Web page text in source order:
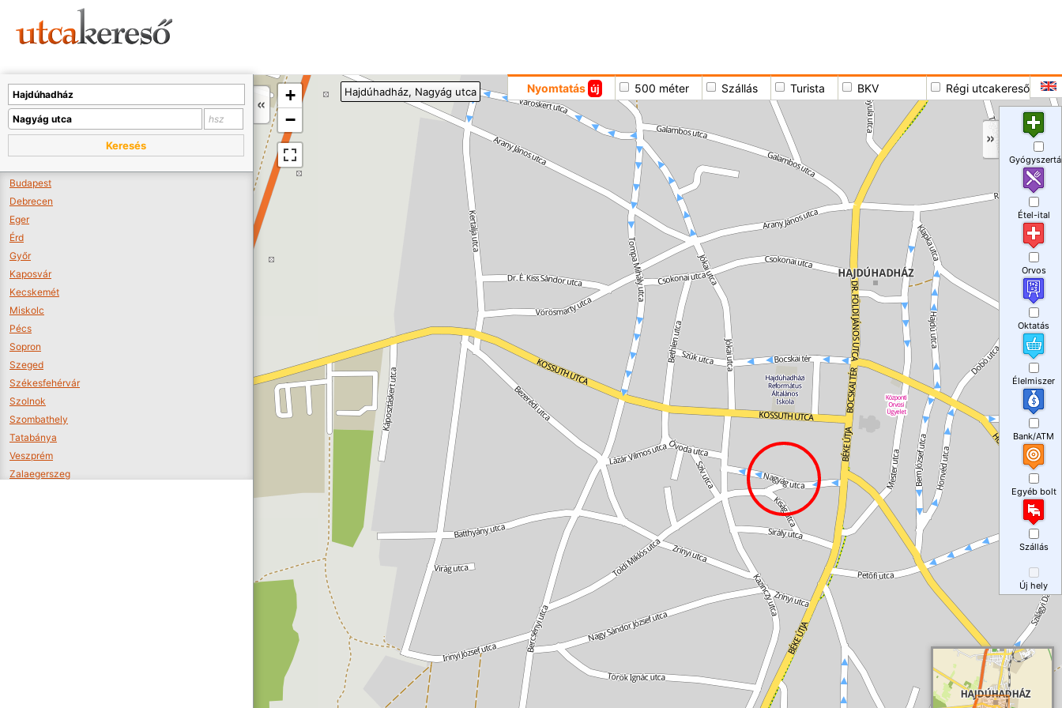
+
−
Nyomtatás új 500 méter Szállás Turista BKV Régi utcakereső
Hajdúhadház, Nagyág utca
Keresés
Budapest
Debrecen
Eger
Érd
Győr
Kaposvár
Kecskemét
Miskolc
Pécs
Sopron
Szeged
Székesfehérvár
Szolnok
Szombathely
Tatabánya
Veszprém
Zalaegerszeg
Étel-ital
Orvos
Oktatás
Élelmiszer
Bank/ATM
Egyéb bolt
Szállás
Új hely
A térképet kicsinyíteni kell, hogy látszódjanak a boltok.
Boltok látszódjanak >>